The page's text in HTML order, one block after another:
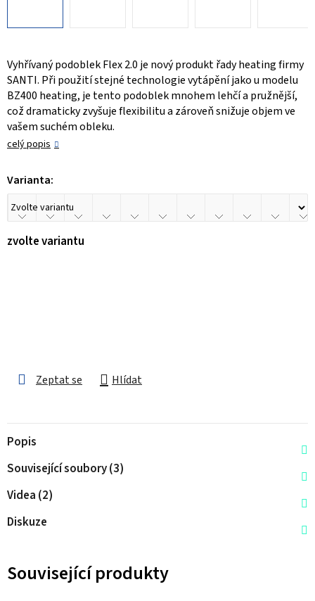
Vyhřívaný podoblek Flex 2.0 je nový produkt řady heating firmy
SANTI. Při použití stejné technologie vytápění jako u modelu
BZ400 heating, je tento podoblek mnohem lehčí a pružnější,
což dramaticky zvyšuje flexibilitu a zároveň snižuje objem ve
vašem suchém obleku.
celý popis
Varianta:
zvolte variantu
Zeptat se Hlídat
Popis
Související soubory (3)
Videa (2)
Diskuze
Související produkty